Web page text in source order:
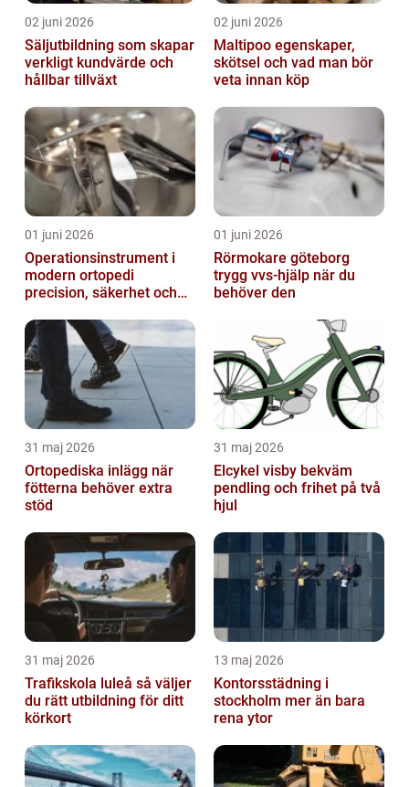
02 juni 2026
Säljutbildning som skapar
verkligt kundvärde och
hållbar tillväxt
02 juni 2026
Maltipoo egenskaper,
skötsel och vad man bör
veta innan köp
01 juni 2026
Operationsinstrument i
modern ortopedi
precision, säkerhet och
01 juni 2026
Rörmokare göteborg
trygg vvs-hjälp när du
behöver den
31 maj 2026
Ortopediska inlägg när
fötterna behöver extra
stöd
31 maj 2026
Elcykel visby bekväm
pendling och frihet på två
hjul
31 maj 2026
Trafikskola luleå så väljer
du rätt utbildning för ditt
körkort
13 maj 2026
Kontorsstädning i
stockholm mer än bara
rena ytor